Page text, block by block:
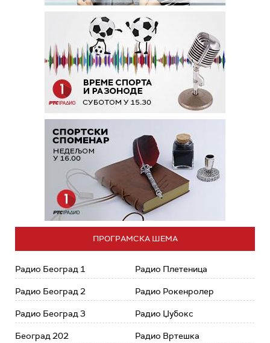
ПРОГРАМСКА ШЕМА
Радио Београд 1
Радио Београд 2
Радио Београд 3
Београд 202
Радио Плетеница
Радио Рокенролер
Радио Џубокс
Радио Вртешка